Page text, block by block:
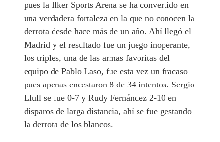
pues la Ilker Sports Arena se ha convertido en
una verdadera fortaleza en la que no conocen la
derrota desde hace más de un año. Ahí llegó el
Madrid y el resultado fue un juego inoperante,
los triples, una de las armas favoritas del
equipo de Pablo Laso, fue esta vez un fracaso
pues apenas encestaron 8 de 34 intentos. Sergio
Llull se fue 0-7 y Rudy Fernández 2-10 en
disparos de larga distancia, ahí se fue gestando
la derrota de los blancos.